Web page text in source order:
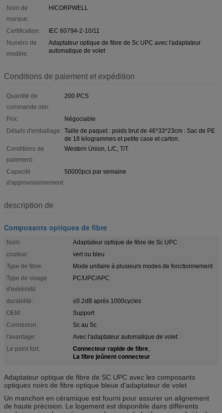
Nom de
marque:
HICORPWELL
Certification:
IEC 60794-2-10/11
Numéro de
modèle:
Adaptateur optique de fibre de Sc UPC avec l'adaptateur
automatique de volet
Conditions de paiement et expédition
Quantité de
commande min:
200 PCS
Prix:
Négociable
Détails d'emballage: Taille de paquet : poids brut de 46*33*23cm : Sac de PE
de 18 kilogrammes et petite case et carton.
Conditions de
paiement:
Western Union, L/C, T/T
Capacité
d'approvisionnement:
50000pcs par semaine
description de
Composants optiques de fibre
Nom:
Adaptateur optique de fibre de Sc UPC
couleur:
vert ou bleu
Type de fibre:
Mode unitaire à plusieurs modes de fonctionnement
Type de visage
d'extrémité:
PC/UPC/APC
durabilité:
≤0.2dB après 1000cycles
OEM:
Support
Connexion:
Sc au Sc
l'avantage:
Avec l'adaptateur automatique de volet
Le point fort:
Connecteur rapide de fibre,
La fibre jeûnent connecteur
Adaptateur optique de fibre de SC UPC avec les composants
optiques noirs de fibre optique bleue d'adaptateur de volet
Un manchon en céramique est fourni pour assurer un alignement
de haute précision. Le logement est disponible dans différents